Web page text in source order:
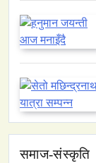
समाज-संस्कृति